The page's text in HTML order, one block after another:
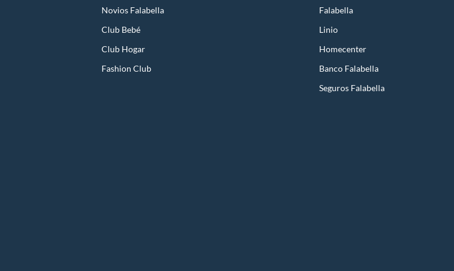
Novios Falabella
Club Bebé
Club Hogar
Fashion Club
Falabella
Linio
Homecenter
Banco Falabella
Seguros Falabella